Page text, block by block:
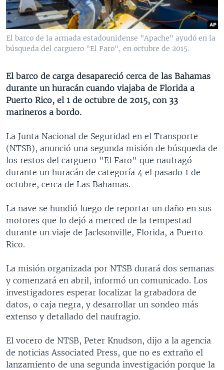
VENEZUELA
BRASIL
NICARAGUA
ECONOMÍA
ENTRETENIMIENTO Y CULTURA
TECNOLOGÍA
CIENCIA Y SALUD
MULTIMEDIA
VIDEOS
FOTOGRAFÍA
PROGRAMAS TV
EL MUNDO AL DÍA
VISIÓN 360
LAS CLAVES
PANORAMA
RADIO
AUDIONOTICIAS
BUENOS DÍAS AMÉRICA
ESTADOS UNIDOS AL DÍA
EL MUNDO AL DÍA [RADIO]
FORO [RADIO]
DEPORTIVO INTERNACIONAL
NOTA ECONÓMICA
ENTRETENIMIENTO
DOCUMENTALES DE LA VOA
Learning English
SÍGANOS
Idiomas
El barco de la armada estadounidense "Apache" ayudó en la
búsqueda del carguero "El Faro", en octubre de 2015.
El barco de carga desapareció cerca de las Bahamas
durante un huracán cuando viajaba de Florida a
Puerto Rico, el 1 de octubre de 2015, con 33
marineros a bordo.
La Junta Nacional de Seguridad en el Transporte
(NTSB), anunció una segunda misión de búsqueda de
los restos del carguero "El Faro" que naufragó
durante un huracán de categoría 4 el pasado 1 de
octubre, cerca de Las Bahamas.
La nave se hundió luego de reportar un daño en sus
motores que lo dejó a merced de la tempestad
durante un viaje de Jacksonville, Florida, a Puerto
Rico.
La misión organizada por NTSB durará dos semanas
y comenzará en abril, informó un comunicado. Los
investigadores esperar localizar la grabadora de
datos, o caja negra, y desarrollar un sondeo más
extenso y detallado del naufragio.
El vocero de NTSB, Peter Knudson, dijo a la agencia
de noticias Associated Press, que no es extraño el
lanzamiento de una segunda investigación porque la